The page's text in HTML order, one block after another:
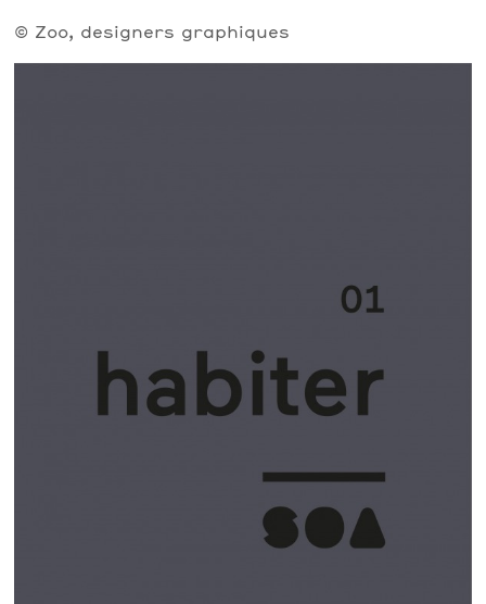
© Zoo, designers graphiques